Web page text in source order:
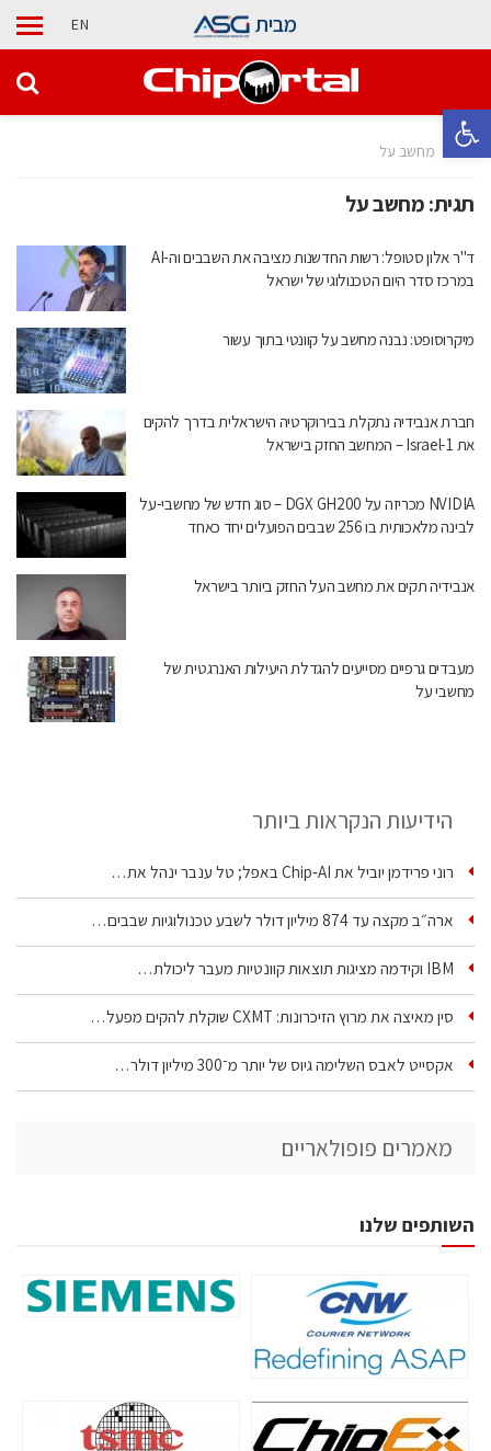
פתח סרגל נגישות
מבית EN
בית מחשב על
תגית:מחשב על
ד"ר אלון סטופל: רשות החדשנות מציבה את השבבים וה-AI
במרכז סדר היום הטכנולוגי של ישראל
מיקרוסופט: נבנה מחשב על קוונטי בתוך עשור
חברת אנבידיה נתקלת בבירוקרטיה הישראלית בדרך להקים
את Israel-1 – המחשב החזק בישראל
NVIDIA מכריזה על DGX GH200 – סוג חדש של מחשבי-על
לבינה מלאכותית בו 256 שבבים הפועלים יחד כאחד
אנבידיה תקים את מחשב העל החזק ביותר בישראל
מעבדים גרפיים מסייעים להגדלת היעילות האנרגטית של
מחשבי על
הידיעות הנקראות ביותר
רוני פרידמן יוביל את Chip‑AI באפל; טל ענבר ינהל את…
ארה״ב מקצה עד 874 מיליון דולר לשבע טכנולוגיות שבבים…
IBM וקידמה מציגות תוצאות קוונטיות מעבר ליכולת…
סין מאיצה את מרוץ הזיכרונות: CXMT שוקלת להקים מפעל…
אקסייט לאבס השלימה גיוס של יותר מ־300 מיליון דולר…
מאמרים פופולאריים
השותפים שלנו